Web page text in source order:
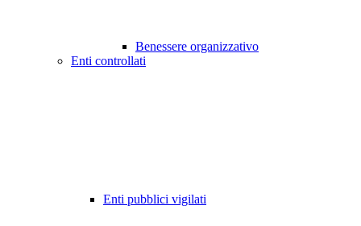
Benessere organizzativo
Enti controllati
Enti pubblici vigilati